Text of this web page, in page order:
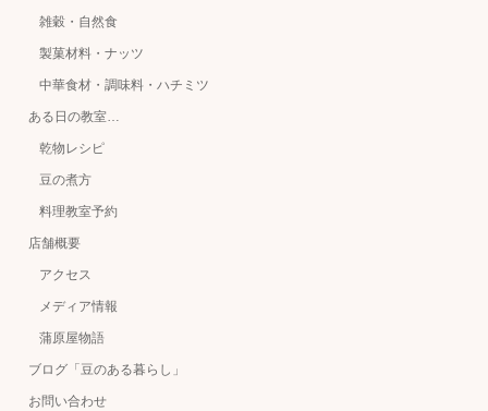
雑穀・自然食
製菓材料・ナッツ
中華食材・調味料・ハチミツ
ある日の教室…
乾物レシピ
豆の煮方
料理教室予約
店舗概要
アクセス
メディア情報
蒲原屋物語
ブログ「豆のある暮らし」
お問い合わせ